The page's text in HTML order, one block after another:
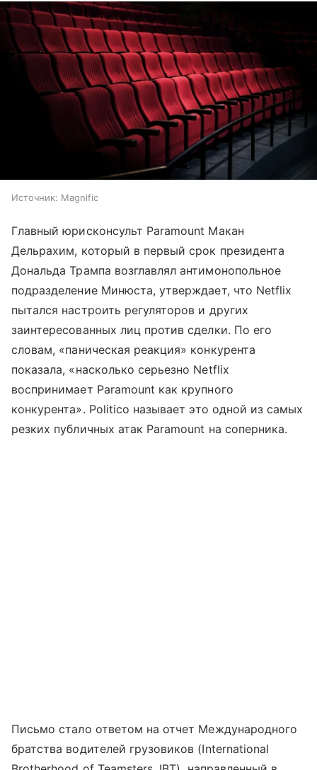
Источник: Magnific
Главный юрисконсульт Paramount Макан
Дельрахим, который в первый срок президента
Дональда Трампа возглавлял антимонопольное
подразделение Минюста, утверждает, что Netflix
пытался настроить регуляторов и других
заинтересованных лиц против сделки. По его
словам, «паническая реакция» конкурента
показала, «насколько серьезно Netflix
воспринимает Paramount как крупного
конкурента». Politico называет это одной из самых
резких публичных атак Paramount на соперника.
Письмо стало ответом на отчет Международного
братства водителей грузовиков (International